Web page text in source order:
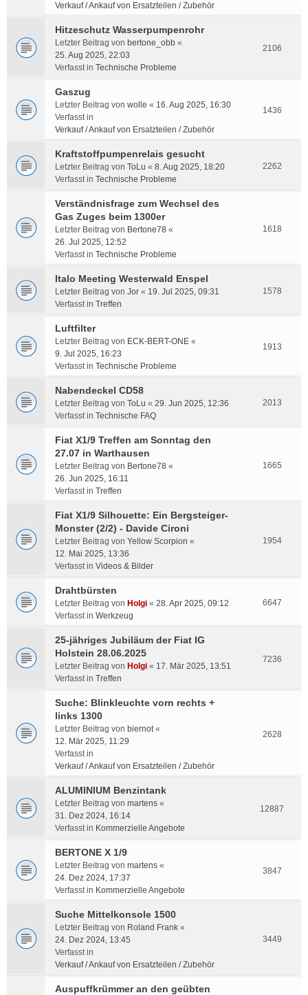
Verkauf / Ankauf von Ersatzteilen / Zubehör
Hitzeschutz Wasserpumpenrohr
Letzter Beitrag von bertone_obb «
25. Aug 2025, 22:03
Verfasst in Technische Probleme
2106
Gaszug
Letzter Beitrag von wolle « 16. Aug 2025, 16:30
Verfasst in
Verkauf / Ankauf von Ersatzteilen / Zubehör
1436
Kraftstoffpumpenrelais gesucht
Letzter Beitrag von ToLu « 8. Aug 2025, 18:20
Verfasst in Technische Probleme
2262
Verständnisfrage zum Wechsel des
Gas Zuges beim 1300er
Letzter Beitrag von Bertone78 «
26. Jul 2025, 12:52
Verfasst in Technische Probleme
1618
Italo Meeting Westerwald Enspel
Letzter Beitrag von Jor « 19. Jul 2025, 09:31
Verfasst in Treffen
1578
Luftfilter
Letzter Beitrag von ECK-BERT-ONE «
9. Jul 2025, 16:23
Verfasst in Technische Probleme
1913
Nabendeckel CD58
Letzter Beitrag von ToLu « 29. Jun 2025, 12:36
Verfasst in Technische FAQ
2013
Fiat X1/9 Treffen am Sonntag den
27.07 in Warthausen
Letzter Beitrag von Bertone78 «
26. Jun 2025, 16:11
Verfasst in Treffen
1665
Fiat X1/9 Silhouette: Ein Bergsteiger-
Monster (2/2) - Davide Cironi
Letzter Beitrag von Yellow Scorpion «
12. Mai 2025, 13:36
Verfasst in Videos & Bilder
1954
Drahtbürsten
Letzter Beitrag von Holgi « 28. Apr 2025, 09:12
Verfasst in Werkzeug
6647
25-jähriges Jubiläum der Fiat IG
Holstein 28.06.2025
Letzter Beitrag von Holgi « 17. Mär 2025, 13:51
Verfasst in Treffen
7236
Suche: Blinkleuchte vorn rechts +
links 1300
Letzter Beitrag von biernot«
12. Mär 2025, 11:29
Verfasst in
Verkauf / Ankauf von Ersatzteilen / Zubehör
2628
ALUMINIUM Benzintank
Letzter Beitrag von martens «
31. Dez 2024, 16:14
Verfasst in Kommerzielle Angebote
12887
BERTONE X 1/9
Letzter Beitrag von martens «
24. Dez 2024, 17:37
Verfasst in Kommerzielle Angebote
3847
Suche Mittelkonsole 1500
Letzter Beitrag von Roland Frank «
24. Dez 2024, 13:45
Verfasst in
Verkauf / Ankauf von Ersatzteilen / Zubehör
3449
Auspuffkrümmer an den geübten